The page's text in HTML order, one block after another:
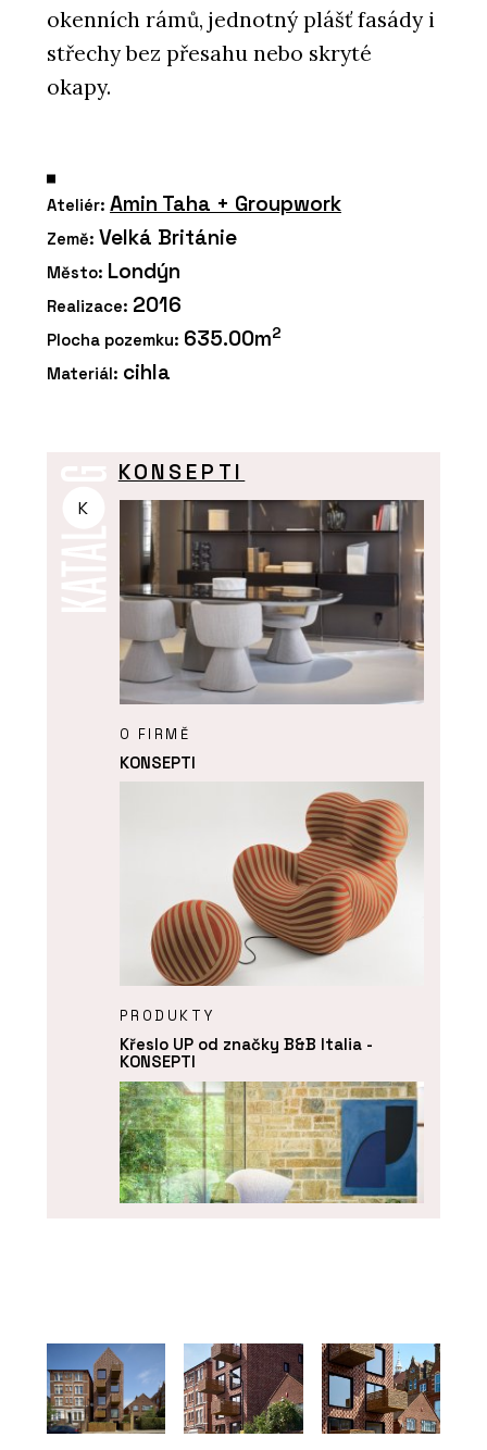
okenních rámů, jednotný plášť fasády i
střechy bez přesahu nebo skryté
okapy.
Ateliér: Amin Taha + Groupwork
Země: Velká Británie
Město: Londýn
Realizace: 2016
Plocha pozemku: 635.00m2
Materiál: cihla
K
KONSEPTI
O FIRMĚ
KONSEPTI
PRODUKTY
Křeslo UP od značky B&B Italia -
KONSEPTI
Designblok 2024: Konsepti přiváží
hvězdy z Milána